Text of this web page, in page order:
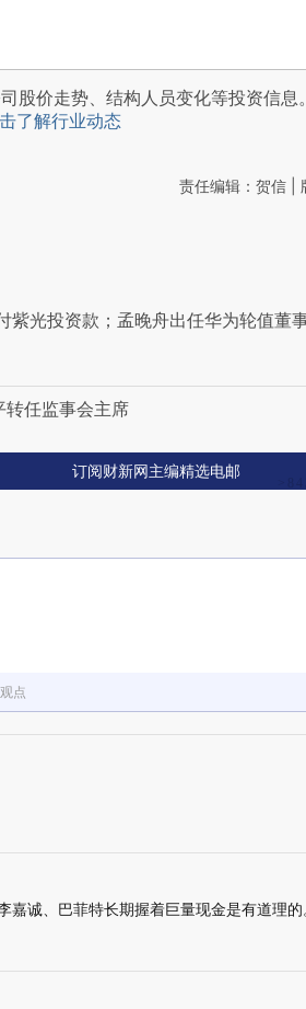
股价走势、结构人员变化等投资信息。
了解行业动态
责任编辑：贺信 |
光投资款；孟晚舟出任华为轮值董
转任监事会主席
订阅财新网主编精选电邮
点
诚、巴菲特长期握着巨量现金是有道理的